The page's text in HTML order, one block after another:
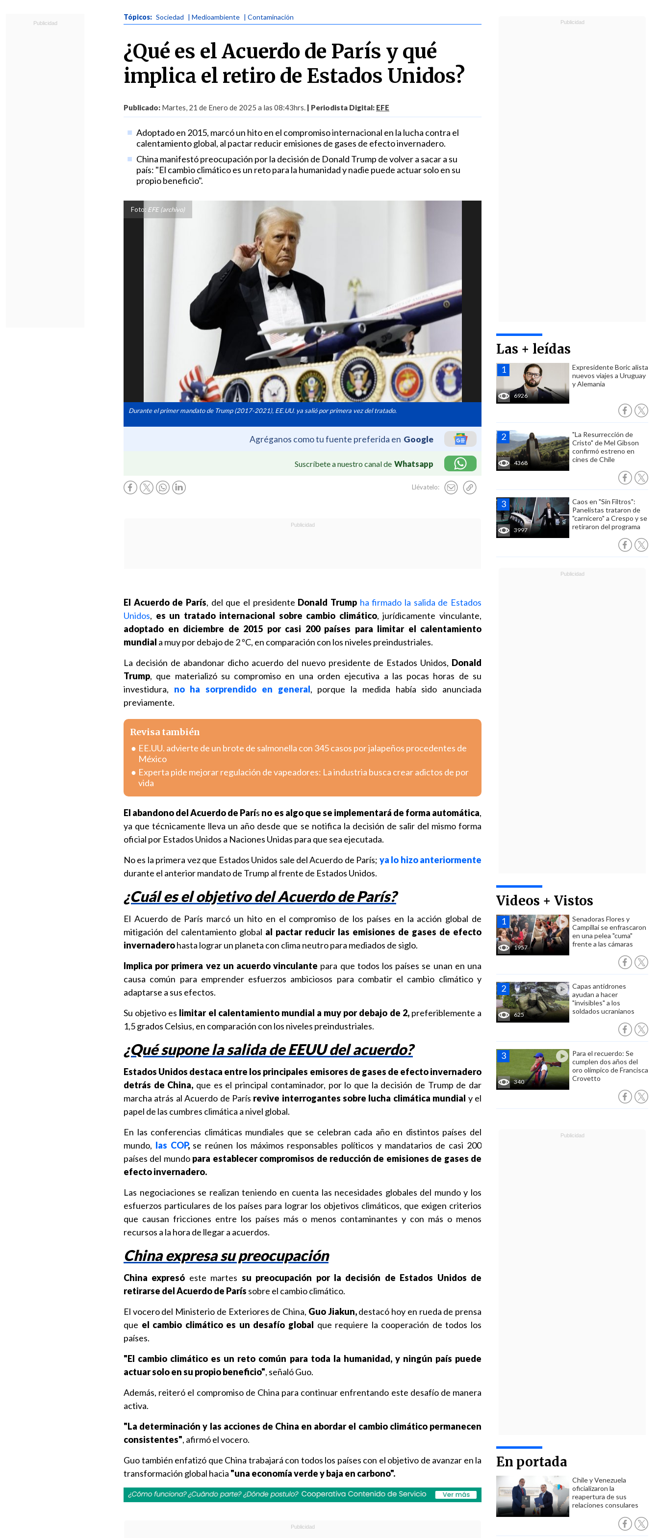
Tópicos: Sociedad | Medioambiente | Contaminación
¿Qué es el Acuerdo de París y qué
implica el retiro de Estados Unidos?
Publicado: Martes, 21 de Enero de 2025 a las 08:43hrs. | Periodista Digital: EFE
Adoptado en 2015, marcó un hito en el compromiso internacional en la lucha contra el
calentamiento global, al pactar reducir emisiones de gases de efecto invernadero.
China manifestó preocupación por la decisión de Donald Trump de volver a sacar a su
país: "El cambio climático es un reto para la humanidad y nadie puede actuar solo en su
propio beneficio".
Foto: EFE (archivo)
Durante el primer mandato de Trump (2017-2021), EE.UU. ya salió por primera vez del tratado.
Agréganos como tu fuente preferida en Google
Suscríbete a nuestro canal de Whatsapp
Llévatelo:
Las + leídas
6926
Expresidente Boric alista
nuevos viajes a Uruguay
y Alemania
4368
"La Resurrección de
Cristo" de Mel Gibson
confirmó estreno en
cines de Chile
3997
Caos en "Sin Filtros":
Panelistas trataron de
"carnicero" a Crespo y se
retiraron del programa
Videos + Vistos
1957
Senadoras Flores y
Campillai se enfrascaron
en una pelea "cuma"
frente a las cámaras
625
Capas antidrones
ayudan a hacer
"invisibles" a los
soldados ucranianos
340
Para el recuerdo: Se
cumplen dos años del
oro olímpico de Francisca
Crovetto
En portada
Chile y Venezuela
oficializaron la
reapertura de sus
relaciones consulares
El Acuerdo de París, del que el presidente Donald Trump ha firmado la salida de Estados
Unidos, es un tratado internacional sobre cambio climático, jurídicamente vinculante,
adoptado en diciembre de 2015 por casi 200 países para limitar el calentamiento
mundial a muy por debajo de 2 ºC, en comparación con los niveles preindustriales.
La decisión de abandonar dicho acuerdo del nuevo presidente de Estados Unidos, Donald
Trump, que materializó su compromiso en una orden ejecutiva a las pocas horas de su
investidura, no ha sorprendido en general, porque la medida había sido anunciada
previamente.
Revisa también
EE.UU. advierte de un brote de salmonella con 345 casos por jalapeños procedentes de
México
Experta pide mejorar regulación de vapeadores: La industria busca crear adictos de por
vida
El abandono del Acuerdo de París no es algo que se implementará de forma automática,
ya que técnicamente lleva un año desde que se notifica la decisión de salir del mismo forma
oficial por Estados Unidos a Naciones Unidas para que sea ejecutada.
No es la primera vez que Estados Unidos sale del Acuerdo de París; ya lo hizo anteriormente
durante el anterior mandato de Trump al frente de Estados Unidos.
¿Cuál es el objetivo del Acuerdo de París?
El Acuerdo de París marcó un hito en el compromiso de los países en la acción global de
mitigación del calentamiento global al pactar reducir las emisiones de gases de efecto
invernaderohasta lograr un planeta con clima neutro para mediados de siglo.
Implica por primera vez un acuerdo vinculante para que todos los países se unan en una
causa común para emprender esfuerzos ambiciosos para combatir el cambio climático y
adaptarse a sus efectos.
Su objetivo es limitar el calentamiento mundial a muy por debajo de 2, preferiblemente a
1,5 grados Celsius, en comparación con los niveles preindustriales.
¿Qué supone la salida de EEUU del acuerdo?
Estados Unidos destaca entre los principales emisores de gases de efecto invernadero
detrás de China, que es el principal contaminador, por lo que la decisión de Trump de dar
marcha atrás al Acuerdo de París revive interrogantes sobre lucha climática mundial y el
papel de las cumbres climática a nivel global.
En las conferencias climáticas mundiales que se celebran cada año en distintos países del
mundo, las COP,se reúnen los máximos responsables políticos y mandatarios de casi 200
países del mundo para establecer compromisos de reducción de emisiones de gases de
efecto invernadero.
Las negociaciones se realizan teniendo en cuenta las necesidades globales del mundo y los
esfuerzos particulares de los países para lograr los objetivos climáticos, que exigen criterios
que causan fricciones entre los países más o menos contaminantes y con más o menos
recursos a la hora de llegar a acuerdos.
China expresa su preocupación
China expresó este martes su preocupación por la decisión de Estados Unidos de
retirarse del Acuerdo de París sobre el cambio climático.
El vocero del Ministerio de Exteriores de China, Guo Jiakun,destacó hoy en rueda de prensa
que el cambio climático es un desafío global que requiere la cooperación de todos los
países.
"El cambio climático es un reto común para toda la humanidad, y ningún país puede
actuar solo en su propio beneficio", señaló Guo.
Además, reiteró el compromiso de China para continuar enfrentando este desafío de manera
activa.
"La determinación y las acciones de China en abordar el cambio climático permanecen
consistentes", afirmó el vocero.
Guo también enfatizó que China trabajará con todos los países con el objetivo de avanzar en la
transformación global hacia "una economía verde y baja en carbono".